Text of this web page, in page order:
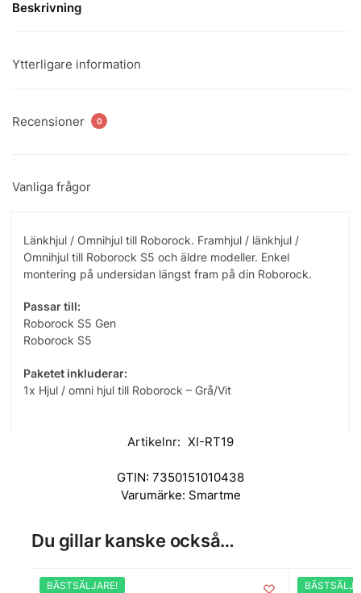
Beskrivning
Ytterligare information
Recensioner 0
Vanliga frågor
Länkhjul / Omnihjul till Roborock. Framhjul / länkhjul /
Omnihjul till Roborock S5 och äldre modeller. Enkel
montering på undersidan längst fram på din Roborock.
Passar till:
Roborock S5 Gen
Roborock S5
Paketet inkluderar:
1x Hjul / omni hjul till Roborock – Grå/Vit
Artikelnr: XI-RT19
GTIN: 7350151010438
Varumärke: Smartme
Du gillar kanske också…
BÄSTSÄLJARE!